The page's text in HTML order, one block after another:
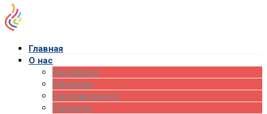
Главная
О нас
Октябрята
Пионеры
Система роста
Проекты